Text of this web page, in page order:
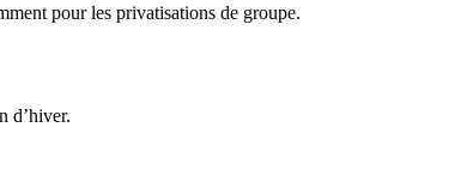
pour les privatisations de groupe.
d’hiver.